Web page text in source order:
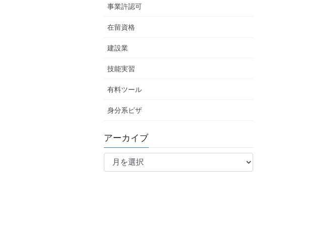
事業許認可
在留資格
建設業
技能実習
有料ツール
身分系ビザ
アーカイブ
ア